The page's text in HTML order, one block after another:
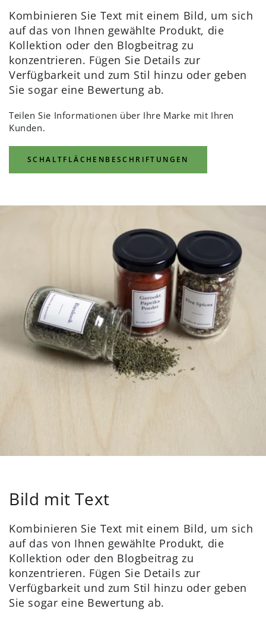
Kombinieren Sie Text mit einem Bild, um sich
auf das von Ihnen gewählte Produkt, die
Kollektion oder den Blogbeitrag zu
konzentrieren. Fügen Sie Details zur
Verfügbarkeit und zum Stil hinzu oder geben
Sie sogar eine Bewertung ab.
Teilen Sie Informationen über Ihre Marke mit Ihren
Kunden.
SCHALTFLÄCHENBESCHRIFTUNGEN
Bild mit Text
Kombinieren Sie Text mit einem Bild, um sich
auf das von Ihnen gewählte Produkt, die
Kollektion oder den Blogbeitrag zu
konzentrieren. Fügen Sie Details zur
Verfügbarkeit und zum Stil hinzu oder geben
Sie sogar eine Bewertung ab.